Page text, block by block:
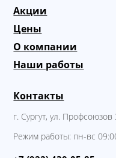
Акции
Цены
О компании
Наши работы
Контакты
г. Сургут,ул. Профсоюзов
Режим работы: пн-вс